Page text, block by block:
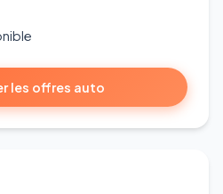
les offres auto